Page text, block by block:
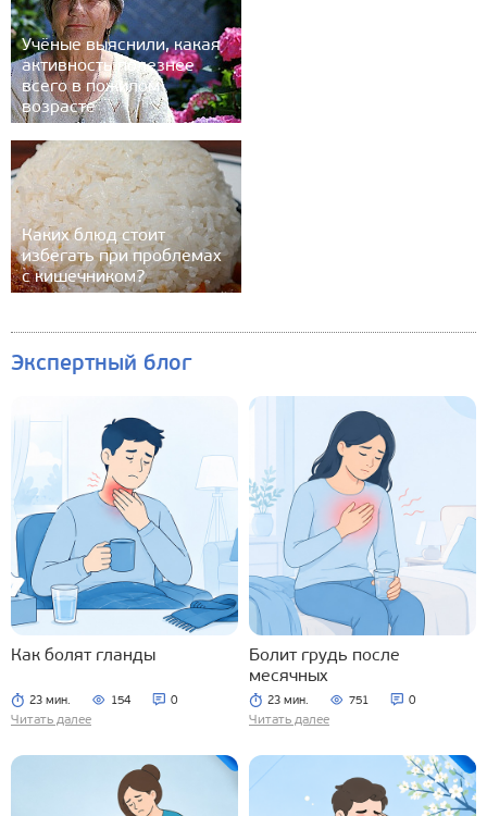
Учёные выяснили, какая
активность полезнее
всего в пожилом
возрасте
Каких блюд стоит
избегать при проблемах
с кишечником?
Экспертный блог
Как болят гланды
23 мин. 154 0
Читать далее
Болит грудь после
месячных
23 мин. 751 0
Читать далее